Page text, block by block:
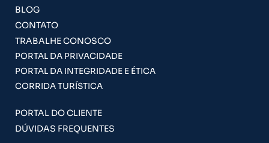
BLOG
CONTATO
TRABALHE CONOSCO
PORTAL DA PRIVACIDADE
PORTAL DA INTEGRIDADE E ÉTICA
CORRIDA TURÍSTICA
PORTAL DO CLIENTE
DÚVIDAS FREQUENTES